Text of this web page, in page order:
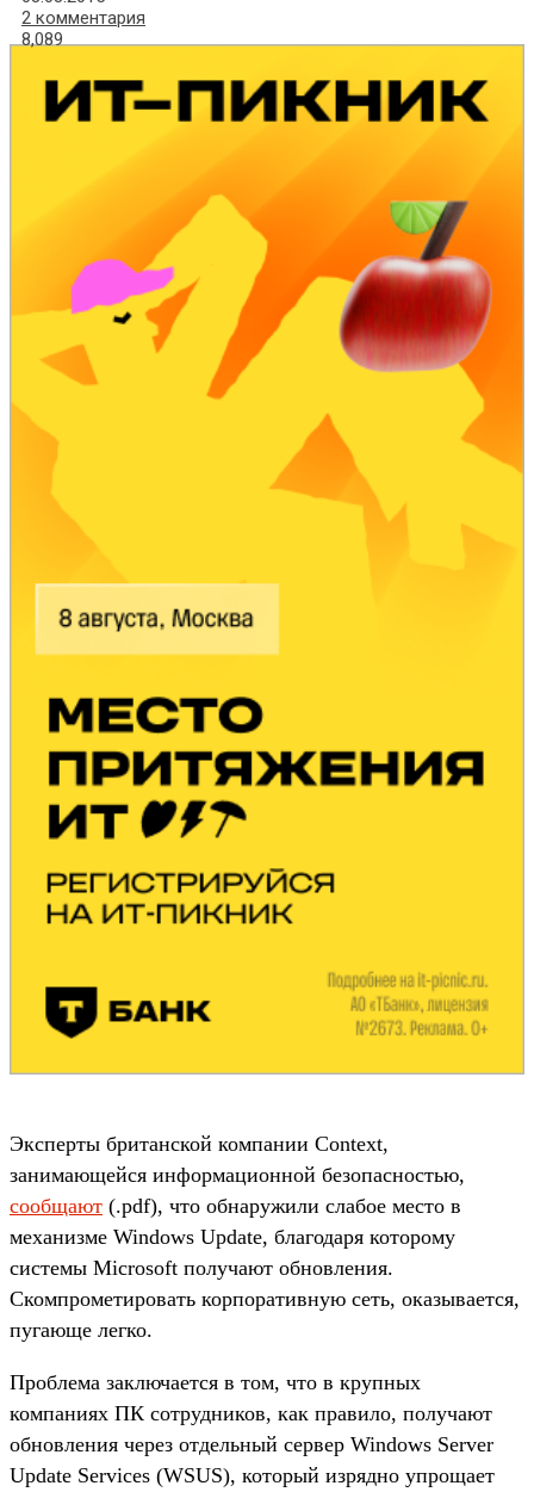
2 комментария
8,089
Эксперты британской компании Context,
занимающейся информационной безопасностью,
сообщают (.pdf), что обнаружили слабое место в
механизме Windows Update, благодаря которому
системы Microsoft получают обновления.
Скомпрометировать корпоративную сеть, оказывается,
пугающе легко.
Проблема заключается в том, что в крупных
компаниях ПК сотрудников, как правило, получают
обновления через отдельный сервер Windows Server
Update Services (WSUS), который изрядно упрощает